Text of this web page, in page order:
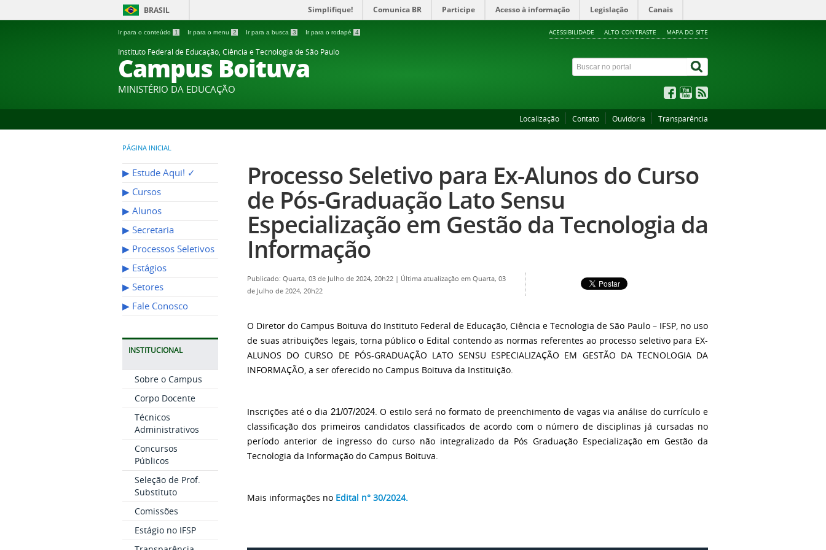
BRASIL Simplifique! Comunica BR Participe Acesso à informação Legislação Canais
Ir para o conteúdo 1 Ir para o menu 2 Ir para a busca 3 Ir para o rodapé 4 ACESSIBILIDADE ALTO CONTRASTE MAPA DO SITE
Instituto Federal de Educação, Ciência e Tecnologia de São Paulo
Campus Boituva
MINISTÉRIO DA EDUCAÇÃO
Localização Contato Ouvidoria Transparência
PÁGINA INICIAL
▶︎ Estude Aqui! ✓
▶︎ Cursos
▶︎ Alunos
▶︎ Secretaria
▶︎ Processos Seletivos
▶︎ Estágios
▶︎ Setores
▶︎ Fale Conosco
INSTITUCIONAL
Sobre o Campus
Corpo Docente
Técnicos
Administrativos
Concursos
Públicos
Seleção de Prof.
Substituto
Comissões
Estágio no IFSP
Processo Seletivo para Ex-Alunos do Curso
de Pós-Graduação Lato Sensu
Especialização em Gestão da Tecnologia da
Informação
Publicado: Quarta, 03 de Julho de 2024, 20h22 | Última atualização em Quarta, 03
de Julho de 2024, 20h22
O Diretor do Campus Boituva do Instituto Federal de Educação, Ciência e Tecnologia de São Paulo – IFSP, no uso
de suas atribuições legais, torna público o Edital contendo as normas referentes ao processo seletivo para EX-
ALUNOS DO CURSO DE PÓS-GRADUAÇÃO LATO SENSU ESPECIALIZAÇÃO EM GESTÃO DA TECNOLOGIA DA
INFORMAÇÃO, a ser oferecido no Campus Boituva da Instituição.
Inscrições até o dia 21/07/2024. O estilo será no formato de preenchimento de vagas via análise do currículo e
classificação dos primeiros candidatos classificados de acordo com o número de disciplinas já cursadas no
período anterior de ingresso do curso não integralizado da Pós Graduação Especialização em Gestão da
Tecnologia da Informação do Campus Boituva.
Mais informações no Edital n° 30/2024.